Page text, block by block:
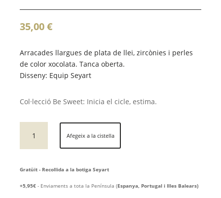
35,00€
Arracades llargues de plata de llei, zircònies i perles
de color xocolata. Tanca oberta.
Disseny: Equip Seyart
Col·lecció Be Sweet: Inicia el cicle, estima.
arracades
plata
de
Afegeix a la cistella
Gratüit - Recollida a la botiga Seyart
+5,95€ - Enviaments a tota la Península (Espanya, Portugal i Illes Balears)